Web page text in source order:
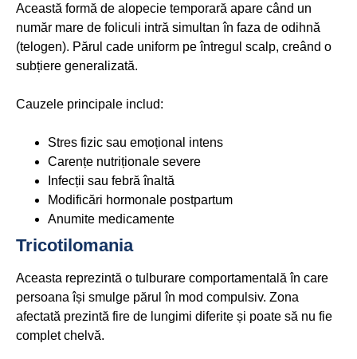
Această formă de alopecie temporară apare când un
număr mare de foliculi intră simultan în faza de odihnă
(telogen). Părul cade uniform pe întregul scalp, creând o
subțiere generalizată.
Cauzele principale includ:
Stres fizic sau emoțional intens
Carențe nutriționale severe
Infecții sau febră înaltă
Modificări hormonale postpartum
Anumite medicamente
Tricotilomania
Aceasta reprezintă o tulburare comportamentală în care
persoana își smulge părul în mod compulsiv. Zona
afectată prezintă fire de lungimi diferite și poate să nu fie
complet chelvă.